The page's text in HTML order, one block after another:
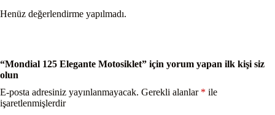
Henüz değerlendirme yapılmadı.
“Mondial 125 Elegante Motosiklet” için yorum yapan ilk kişi siz
olun
E-posta adresiniz yayınlanmayacak. Gerekli alanlar * ile
işaretlenmişlerdir